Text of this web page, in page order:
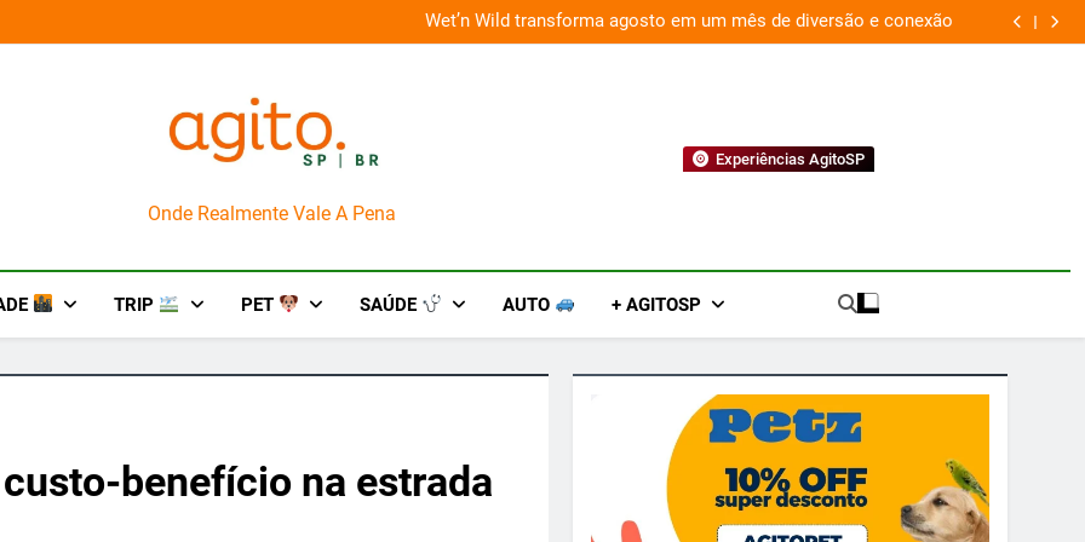
Wet’n Wild transforma agosto em um mês de diversão e conexão
AgitoSP
Onde Realmente Vale A Pena
Experiências AgitoSP
TRIP PET SAÚDE AUTO + AGITOSP
benefício na estrada